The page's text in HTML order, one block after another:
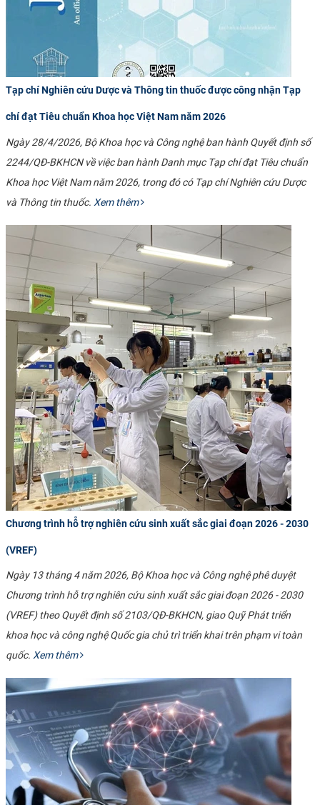
Tạp chí Nghiên cứu Dược và Thông tin thuốc được công nhận Tạp
chí đạt Tiêu chuẩn Khoa học Việt Nam năm 2026
Ngày 28/4/2026, Bộ Khoa học và Công nghệ ban hành Quyết định số
2244/QĐ-BKHCN về việc ban hành Danh mục Tạp chí đạt Tiêu chuẩn
Khoa học Việt Nam năm 2026, trong đó có Tạp chí Nghiên cứu Dược
và Thông tin thuốc. Xem thêm
Chương trình hỗ trợ nghiên cứu sinh xuất sắc giai đoạn 2026 - 2030
(VREF)
Ngày 13 tháng 4 năm 2026, Bộ Khoa học và Công nghệ phê duyệt
Chương trình hỗ trợ nghiên cứu sinh xuất sắc giai đoạn 2026 - 2030
(VREF) theo Quyết định số 2103/QĐ-BKHCN, giao Quỹ Phát triển
khoa học và công nghệ Quốc gia chủ trì triển khai trên phạm vi toàn
quốc.Xem thêm